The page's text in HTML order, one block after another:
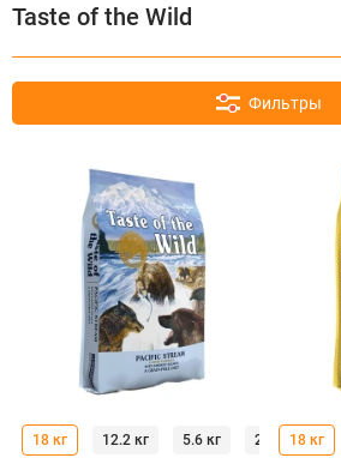
Taste of the Wild
Фильтры
18 кг 12.2 кг 5.6 кг 2 кг 18 кг